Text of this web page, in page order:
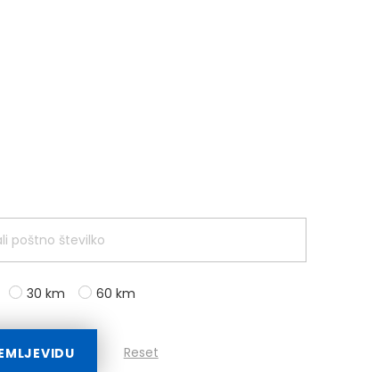
30 km 60 km
Reset